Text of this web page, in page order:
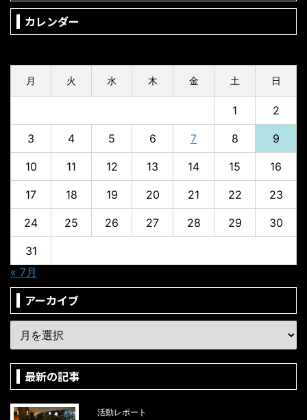
カレンダー
月 火 水 木 金 土 日
1 2
3 4 5 6 7 8 9
10 11 12 13 14 15 16
17 18 19 20 21 22 23
24 25 26 27 28 29 30
31
« 7月
アーカイブ
最新の記事
活動レポート